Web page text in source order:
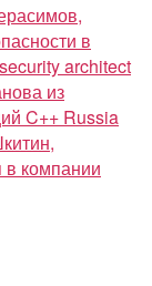
в
architect
из
C++ Russia
в компании